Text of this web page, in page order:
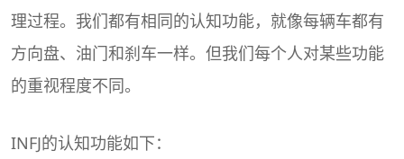
理过程。我们都有相同的认知功能，就像每辆车都有
方向盘、油门和刹车一样。但我们每个人对某些功能
的重视程度不同。
INFJ的认知功能如下：